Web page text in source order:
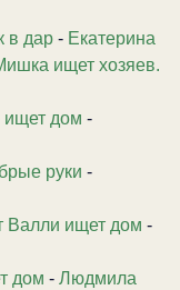
в дар - Екатерина
ищет хозяев.
ищет дом -
руки -
Валли ищет дом -
дом - Людмила